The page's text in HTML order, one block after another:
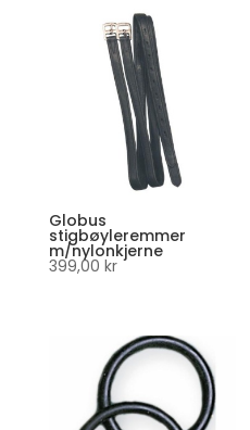
Globus
stigbøyleremmer
m/nylonkjerne
399,00 kr